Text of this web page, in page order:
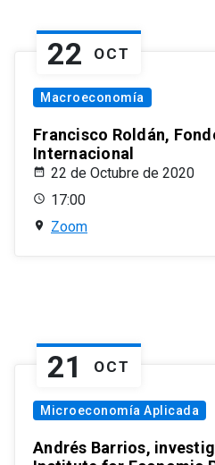
22 OCT
Macroeconomía
Francisco Roldán,
Internacional
22 de Octubre de 2020
17:00
Zoom
21 OCT
Microeconomía Aplicada
Andrés Barrios,